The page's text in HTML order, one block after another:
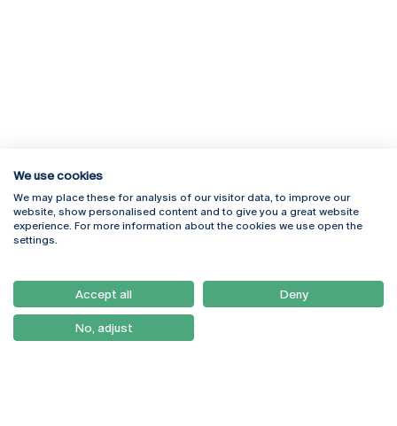
Rua Diogo Botelho 1327
4169-005 Porto
+351 226 196 240
Campus Online
Webmail
Como Chegar
Newsletter
We use cookies
We may place these for analysis of our visitor data, to improve our
website, show personalised content and to give you a great website
experience. For more information about the cookies we use open the
settings.
Accept all Deny
No, adjust